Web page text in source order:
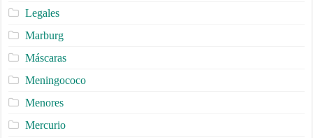
Legales
Marburg
Máscaras
Meningococo
Menores
Mercurio